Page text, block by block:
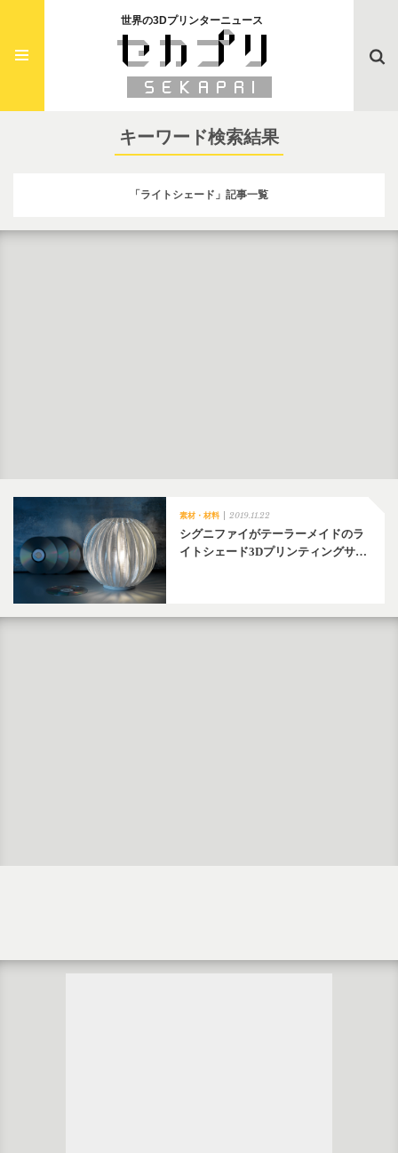
世界の3Dプリンターニュース
キーワード検索結果
「ライトシェード」記事一覧
素材・材料 2019.11.22
シグニファイがテーラーメイドのラ
イトシェード3Dプリンティングサ…